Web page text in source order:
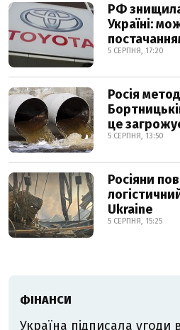
РФ
Україні:
5 СЕРПНЯ, 17:20
Росія
це
5 СЕРПНЯ, 13:50
Росіяни
Ukraine
5 СЕРПНЯ, 15:25
ФІНАНСИ
Україна підписала угоди